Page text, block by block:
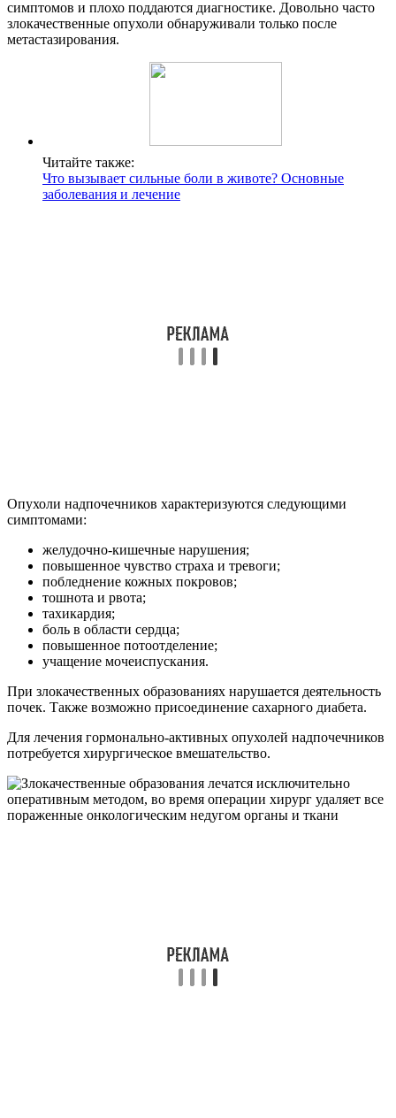
симптомов и плохо поддаются диагностике. Довольно часто
злокачественные опухоли обнаруживали только после
метастазирования.
Читайте также:
Что вызывает сильные боли в животе? Основные
заболевания и лечение
Опухоли надпочечников характеризуются следующими
симптомами:
желудочно-кишечные нарушения;
повышенное чувство страха и тревоги;
побледнение кожных покровов;
тошнота и рвота;
тахикардия;
боль в области сердца;
повышенное потоотделение;
учащение мочеиспускания.
При злокачественных образованиях нарушается деятельность
почек. Также возможно присоединение сахарного диабета.
Для лечения гормонально-активных опухолей надпочечников
потребуется хирургическое вмешательство.